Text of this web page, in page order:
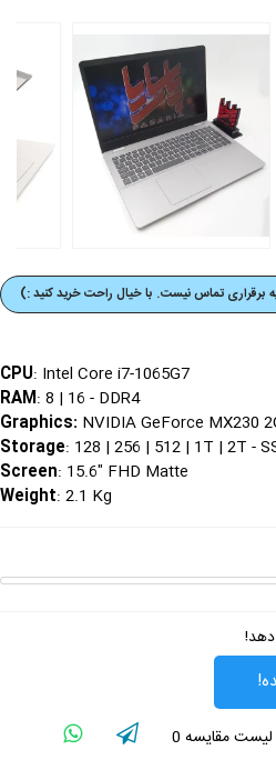
برقراری تماس نیست. با خیال راحت خرید کنید :)
CPU: Intel Core i7-1065G7
RAM: 8 | 16 - DDR4
Graphics: NVIDIA GeForce MX230
Storage: 128 | 256 | 512 | 1T | 2T -
Screen: 15.6" FHD Matte
Weight: 2.1 Kg
لیست مقایسه 0